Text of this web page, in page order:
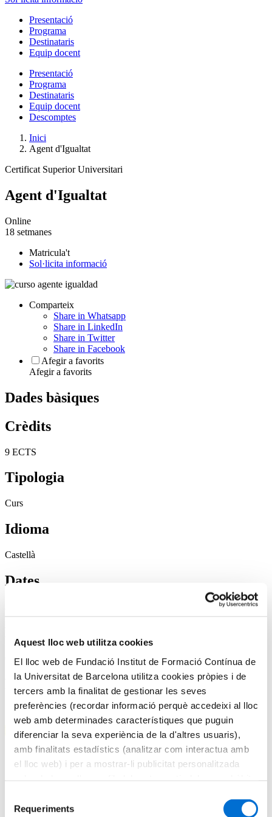
Aquest lloc web utilitza cookies
El lloc web de Fundació Institut de Formació Contínua de
la Universitat de Barcelona utilitza cookies pròpies i de
tercers amb la finalitat de gestionar les seves
preferències (recordar informació perquè accedeixi al lloc
web amb determinades característiques que puguin
diferenciar la seva experiència de la d'altres usuaris),
amb finalitats estadístics (analitzar com interactua amb
el lloc web) i per a mostrar-li publicitat personalitzada
obtenir més informació sobre les cookies pot consultar la
Requeriments
Presentació
Programa
Destinataris
Equip docent
Presentació
Programa
Destinataris
Equip docent
Descomptes
Inici
Agent d'Igualtat
Certificat Superior Universitari
Agent d'Igualtat
Online
18 setmanes
Matricula't
Sol·licita informació
Comparteix
Share in Whatsapp
Share in LinkedIn
Share in Twitter
Share in Facebook
Afegir a favorits
Afegir a favorits
Dades bàsiques
Crèdits
9 ECTS
Tipologia
Curs
Idioma
Castellà
Dates
Online
Preu
1.060€
Matrícula oberta
Presentació
Programa
Equip docent
Presentació